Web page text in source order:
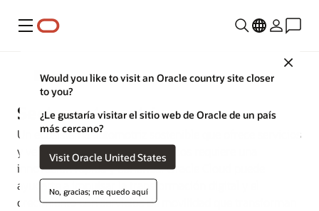
Menú
Close
Would you like to visit an Oracle country site closer
to you?
¿Le gustaría visitar el sitio web de Oracle de un país
más cercano?
Visit Oracle United States
No, gracias; me quedo aquí
Industrias
Sector automotriz
Un ecosistema automotriz sostenible que ofrece servicios
y vehículos conectados y eléctricos requiere una
innovación rápida y continua. Oracle Cloud puede
ayudarte a impulsar la transformación digital y el
crecimiento con servicios de movilidad que transforman